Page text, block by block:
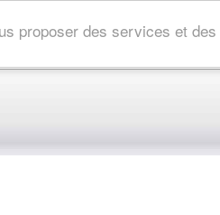
proposer des services et